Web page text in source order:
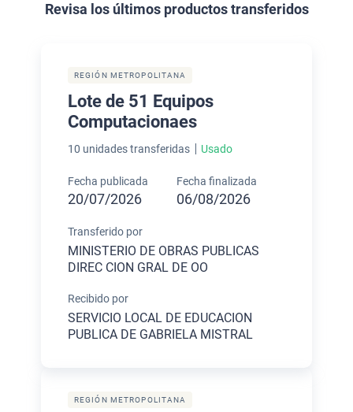
Revisa los últimos productos transferidos
REGIÓN METROPOLITANA
Lote de 51 Equipos
Computacionaes
10 unidades transferidas Usado
Fecha publicada
20/07/2026
Fecha finalizada
06/08/2026
Transferido por
MINISTERIO DE OBRAS PUBLICAS
DIREC CION GRAL DE OO
Recibido por
SERVICIO LOCAL DE EDUCACION
PUBLICA DE GABRIELA MISTRAL
REGIÓN METROPOLITANA